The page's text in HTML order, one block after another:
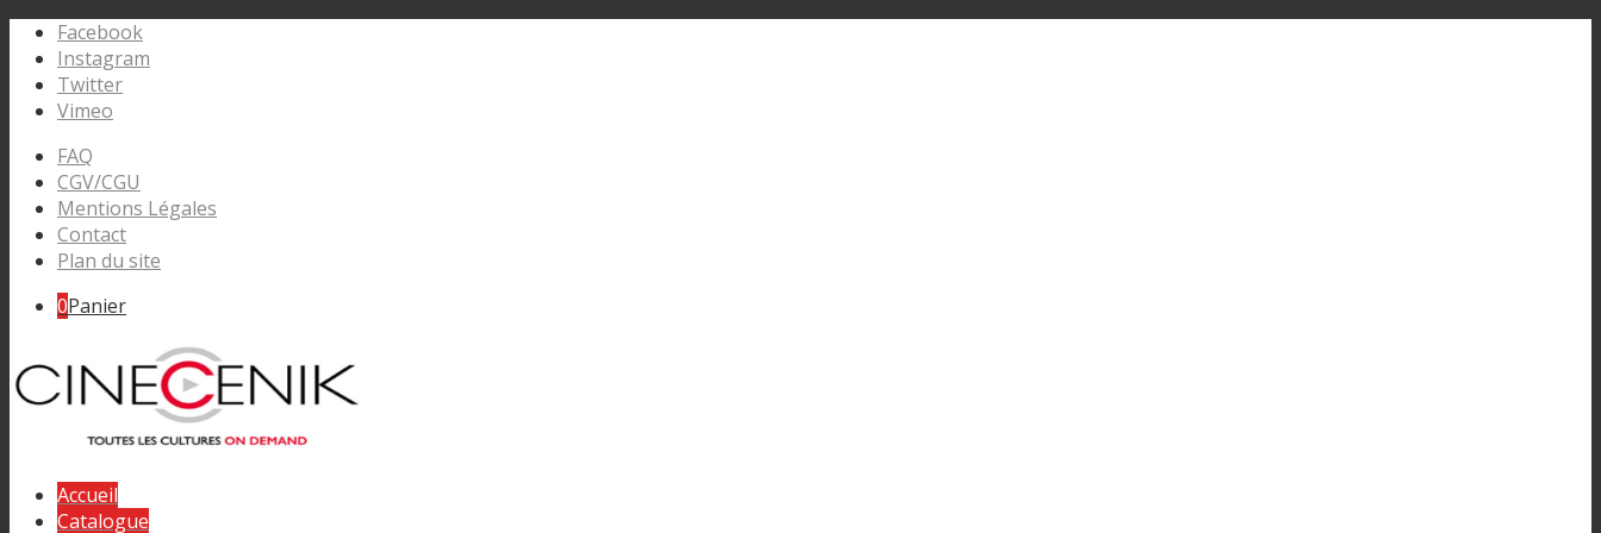
Facebook
Instagram
Twitter
Vimeo
FAQ
CGV/CGU
Mentions Légales
Contact
Plan du site
0Panier
Accueil
Catalogue